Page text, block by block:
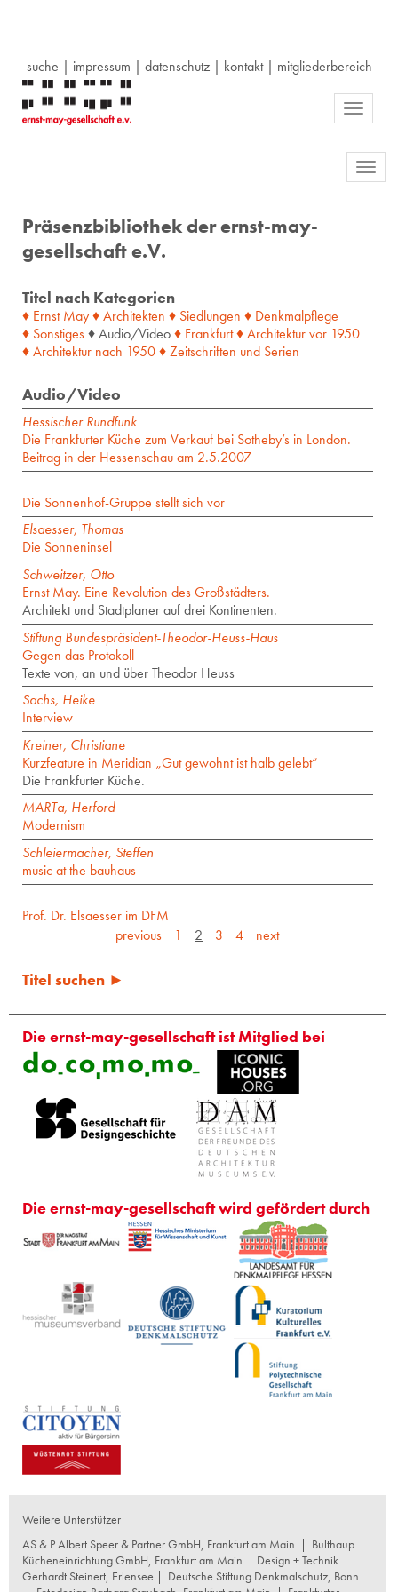
suche | impressum | datenschutz| kontakt| mitgliederbereich
Toggle
Präsenzbibliothek der ernst-may-
gesellschaft e.V.
Titel nach Kategorien
♦ Ernst May♦ Architekten ♦ Siedlungen ♦ Denkmalpflege
♦ Sonstiges♦ Audio/Video♦ Frankfurt♦ Architekturvor 1950
♦ Architektur nach 1950♦ Zeitschriften und Serien
Audio/Video
Hessischer Rundfunk
Die Frankfurter Küche zum Verkauf bei Sotheby’s in London.
Beitrag in der Hessenschau am 2.5.2007
Die Sonnenhof-Gruppe stellt sich vor
Elsaesser, Thomas
Die Sonneninsel
Schweitzer, Otto
Ernst May. Eine Revolution des Großstädters.
Architekt und Stadtplaner auf drei Kontinenten.
Stiftung Bundespräsident-Theodor-Heuss-Haus
Gegen das Protokoll
Texte von, an und über Theodor Heuss
Sachs, Heike
Interview
Kreiner, Christiane
Kurzfeature in Meridian „Gut gewohnt ist halb gelebt“
Die Frankfurter Küche.
MARTa, Herford
Modernism
Schleiermacher, Steffen
music at the bauhaus
Prof. Dr. Elsaesser im DFM
previous
1 2 3 4 next
Titel suchen ►
Die ernst-may-gesellschaft ist Mitglied bei
Die ernst-may-gesellschaft wird gefördert durch
Weitere Unterstützer
AS & P Albert Speer & Partner GmbH, Frankfurt am Main | Bulthaup
Kücheneinrichtung GmbH, Frankfurt am Main | Design + Technik
Gerhardt Steinert, Erlensee | Deutsche Stiftung Denkmalschutz, Bonn